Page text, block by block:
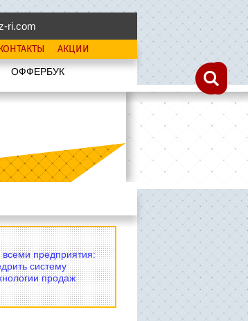
ri.com
АКЦИИ
OФФЕРБУК
всеми предприятия:
систему
продаж